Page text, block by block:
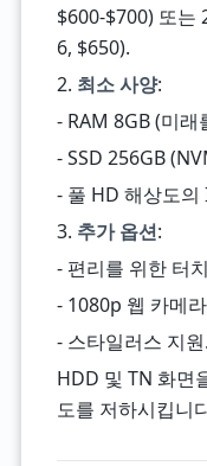
$600-$700) 또는
6, $650).
2. 최소 사양:
- RAM 8GB (미래
- SSD 256GB
- 풀 HD 해상도의
3. 추가 옵션:
- 편리를 위한 터
- 1080p 웹 카메
- 스타일러스 지원.
HDD 및 TN 화면
도를 저하시킵니